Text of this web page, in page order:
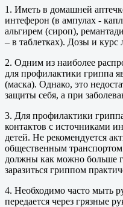
1. Иметь в домашней
интеферон (в ампулах -
альгирем (сироп),
– в таблетках). Дозы и курс
2. Одним из наиболее
для профилактики гриппа
(маска). Однако, это
защиты себя, а при
3. Для профилактики
контактов с источниками
детей. Не рекомендуется
общественным
должны как можно больше
заразиться гриппом
4. Необходимо часто мыть
передается через грязные